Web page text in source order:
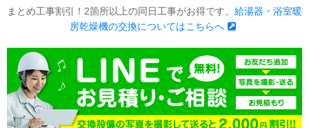
まとめ工事割引！2箇所以上の同日工事がお得です。 給湯器・浴室暖
房乾燥機の交換についてはこちらへ